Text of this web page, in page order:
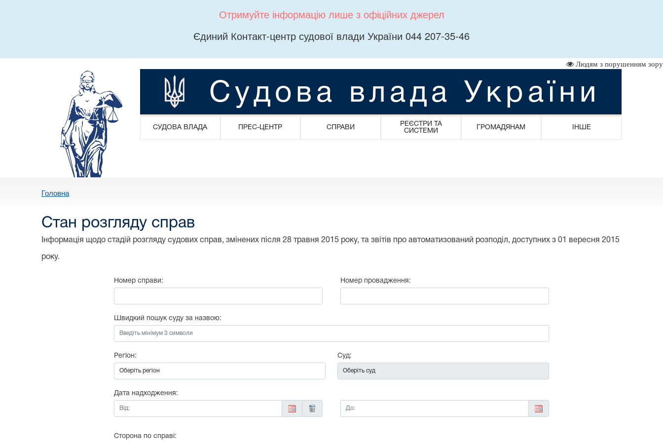
Отримуйте інформацію лише з офіційних джерел
Єдиний Контакт-центр судової влади України 044 207-35-46
Людям з порушенням зору
Судова влада України
СУДОВА ВЛАДА ПРЕС-ЦЕНТР СПРАВИ
РЕЄСТРИ ТА
СИСТЕМИ
ГРОМАДЯНАМ ІНШЕ
Головна
Стан розгляду справ
Інформація щодо стадій розгляду судових справ, змінених після 28 травня 2015 року, та звітів про автоматизований розподіл, доступних з 01 вересня 2015
року.
Номер справи: Номер провадження:
Швидкий пошук суду за назвою:
Регіон: Суд:
Дата надходження:
Від:
До:
Сторона по справі: